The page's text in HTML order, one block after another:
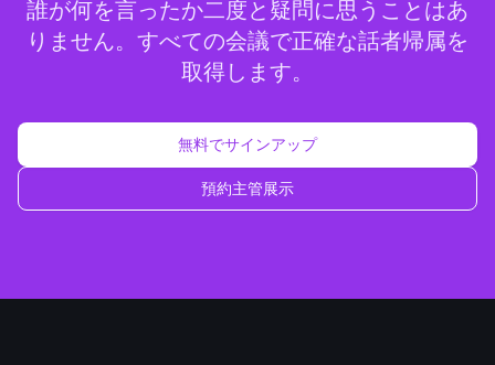
誰が何を言ったか二度と疑問に思うことはあ
りません。すべての会議で正確な話者帰属を
取得します。
無料でサインアップ
預約主管展示